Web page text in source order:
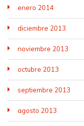
enero 2014
diciembre 2013
noviembre 2013
octubre 2013
septiembre 2013
agosto 2013